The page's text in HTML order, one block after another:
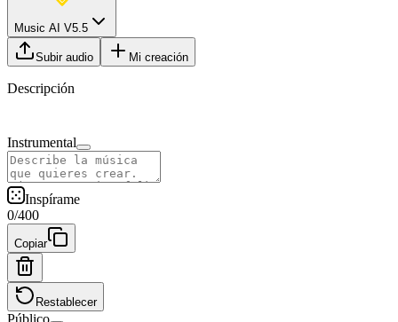
Music AI V5.5
Subir audio Mi creación
Descripción
Instrumental
Inspírame
0/400
Copiar
Restablecer
Público